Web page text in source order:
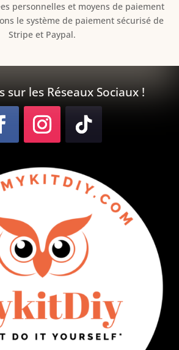
personnelles et moyens de paiement
le système de paiement sécurisé de
Stripe et Paypal.
sur les Réseaux Sociaux !